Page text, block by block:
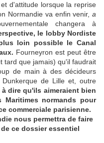
d'attitude lorsque la reprise
Normandie va enfin venir, a
changera à
le lobby Nordiste
loin possible le Canal
Fourneyron est peut être
tard que jamais) qu'il faudrait
de main à des décideurs
de Lille et, outre
dire qu'ils aimeraient bien
normands pour
commerciale parisienne.
nous permettra de faire
ce dossier essentiel